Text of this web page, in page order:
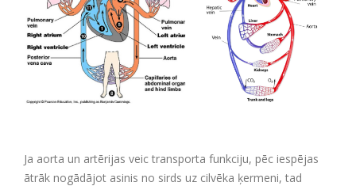
Ja aorta un artērijas veic transporta funkciju, pēc iespējas
ātrāk nogādājot asinis no sirds uz cilvēka ķermeni, tad